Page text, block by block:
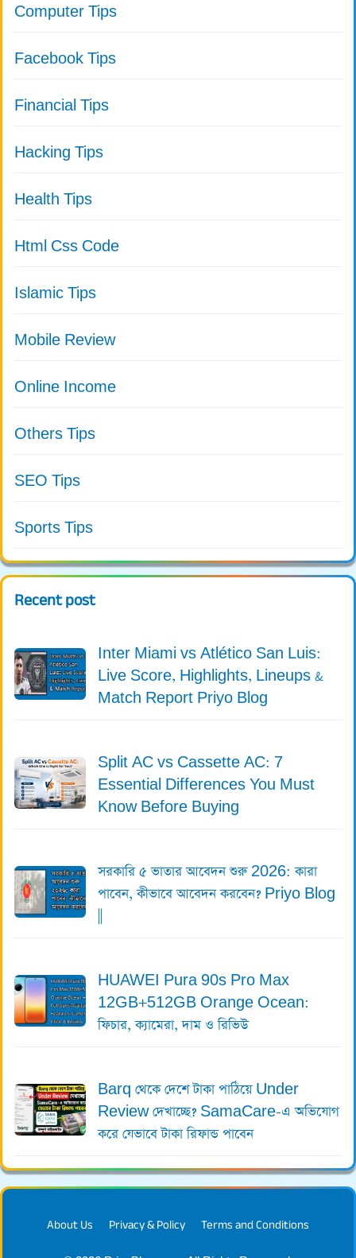
Computer Tips
Facebook Tips
Financial Tips
Hacking Tips
Health Tips
Html Css Code
Islamic Tips
Mobile Review
Online Income
Others Tips
SEO Tips
Sports Tips
Recent post
Inter Miami vs Atlético San Luis:
Live Score, Highlights, Lineups &
Match Report Priyo Blog
Split AC vs Cassette AC: 7
Essential Differences You Must
Know Before Buying
সরকারি ৫ ভাতার আবেদন শুরু 2026: কারা
পাবেন, কীভাবে আবেদন করবেন? Priyo Blog
HUAWEI Pura 90s Pro Max
12GB+512GB Orange Ocean:
ফিচার, ক্যামেরা, দাম ও রিভিউ
Barq থেকে দেশে টাকা পাঠিয়ে Under
Review দেখাচ্ছে? SamaCare-এ অভিযোগ
করে যেভাবে টাকা রিফান্ড পাবেন
About Us Privacy & Policy Terms and Conditions